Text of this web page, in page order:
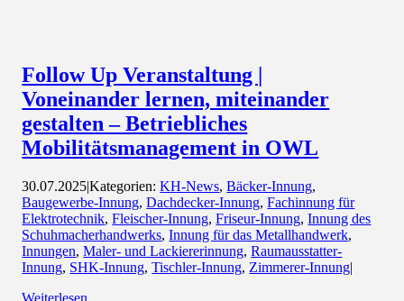
Follow Up Veranstaltung |
Voneinander lernen, miteinander
gestalten – Betriebliches
Mobilitätsmanagement in OWL
30.07.2025|Kategorien:KH-News,Bäcker-Innung,
Baugewerbe-Innung,Dachdecker-Innung,Fachinnung für
Elektrotechnik,Fleischer-Innung,Friseur-Innung,Innung des
Schuhmacherhandwerks,Innung für das Metallhandwerk,
Innungen,Maler- und Lackiererinnung,Raumausstatter-
Innung, SHK-Innung,Tischler-Innung, Zimmerer-Innung|